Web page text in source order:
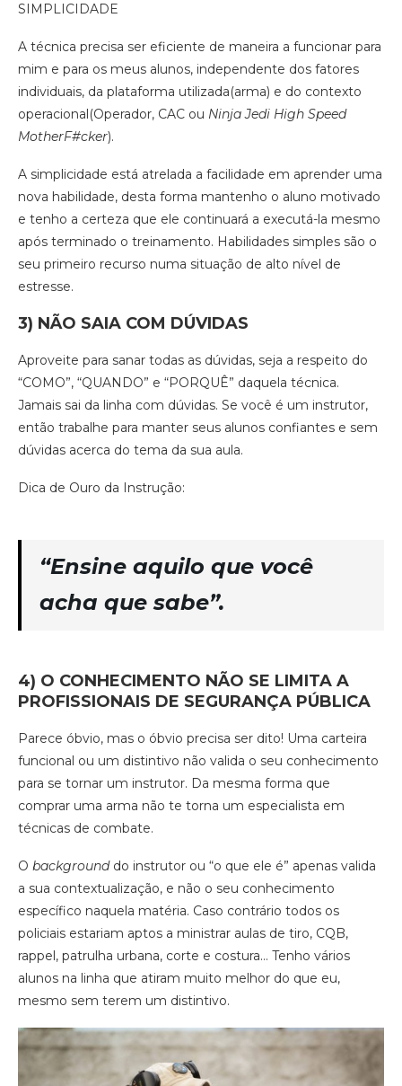
SIMPLICIDADE
A técnica precisa ser eficiente de maneira a funcionar para
mim e para os meus alunos, independente dos fatores
individuais, da plataforma utilizada(arma) e do contexto
operacional(Operador, CAC ou Ninja Jedi High Speed
MotherF#cker).
A simplicidade está atrelada a facilidade em aprender uma
nova habilidade, desta forma mantenho o aluno motivado
e tenho a certeza que ele continuará a executá-la mesmo
após terminado o treinamento. Habilidades simples são o
seu primeiro recurso numa situação de alto nível de
estresse.
3) NÃO SAIA COM DÚVIDAS
Aproveite para sanar todas as dúvidas, seja a respeito do
“COMO”, “QUANDO” e “PORQUÊ” daquela técnica.
Jamais sai da linha com dúvidas. Se você é um instrutor,
então trabalhe para manter seus alunos confiantes e sem
dúvidas acerca do tema da sua aula.
Dica de Ouro da Instrução:
“Ensine aquilo que você
acha que sabe”.
4) O CONHECIMENTO NÃO SE LIMITA A
PROFISSIONAIS DE SEGURANÇA PÚBLICA
Parece óbvio, mas o óbvio precisa ser dito! Uma carteira
funcional ou um distintivo não valida o seu conhecimento
para se tornar um instrutor. Da mesma forma que
comprar uma arma não te torna um especialista em
técnicas de combate.
O backgrounddo instrutor ou “o que ele é” apenas valida
a sua contextualização, e não o seu conhecimento
específico naquela matéria. Caso contrário todos os
policiais estariam aptos a ministrar aulas de tiro, CQB,
rappel, patrulha urbana, corte e costura… Tenho vários
alunos na linha que atiram muito melhor do que eu,
mesmo sem terem um distintivo.